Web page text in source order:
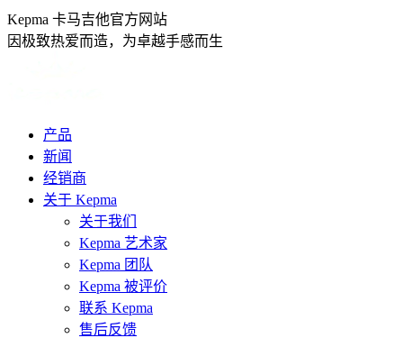
跳
转
Kepma 卡马吉他官方网站
因极致热爱而造，为卓越手感而生
产品
新闻
经销商
关于 Kepma
关于我们
Kepma 艺术家
Kepma 团队
Kepma 被评价
联系 Kepma
售后反馈